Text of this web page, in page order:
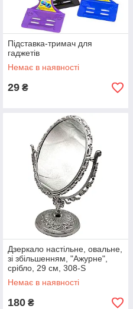
Підставка-тримач для
гаджетів
Немає в наявності
29 ₴
Дзеркало настільне, овальне,
зі збільшенням, "Ажурне",
срібло, 29 см, 308-S
Немає в наявності
180 ₴